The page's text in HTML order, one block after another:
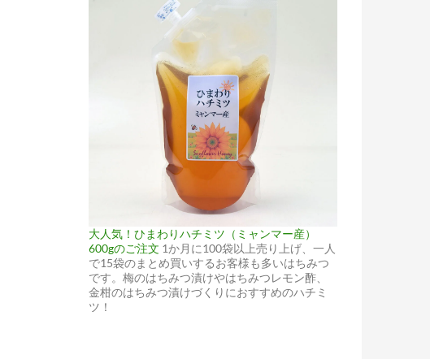
大人気！ひまわりハチミツ（ミャンマー産）
600gのご注文 1か月に100袋以上売り上げ、一人
で15袋のまとめ買いするお客様も多いはちみつ
です。梅のはちみつ漬けやはちみつレモン酢、
金柑のはちみつ漬けづくりにおすすめのハチミ
ツ！